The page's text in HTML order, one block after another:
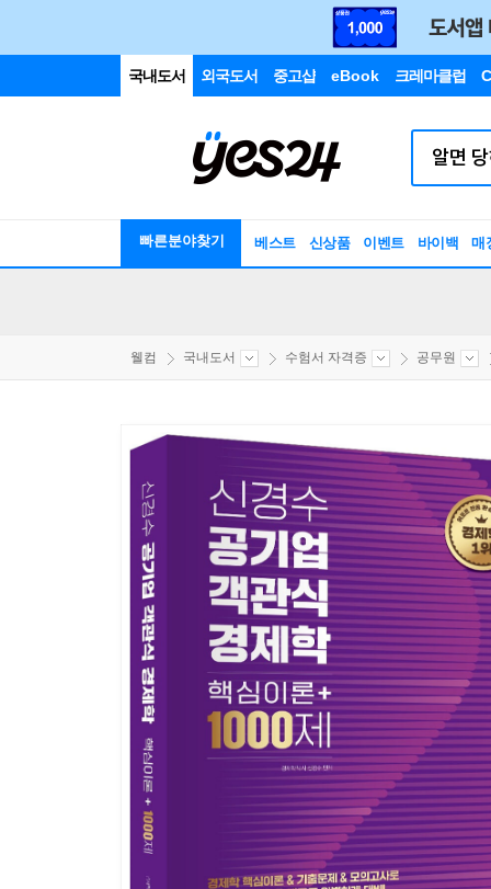
국내도서 외국도서 중고샵 eBook 크레마클럽
빠른분야찾기 베스트 신상품 이벤트 바이백 매
웰컴 국내도서 수험서 자격증 공무원